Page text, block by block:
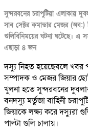
সুন্দরবনের চরাপুটিয়া এলাকায়
সাব সেক্টর কমান্ডার মেজর
গুলিবিনিময়ের ঘটনা ঘটেছে।
এছাড়া ৪ জন
দস্যু নিহত হয়েছেবলে খবর
সম্পাদক ও মেজর জিয়ার
খুলনা হতে সুন্দরবনের
বনদস্যু মর্তুজা বাহিনী
জিয়াকে লক্ষ্য করে দস্যুরা
পাল্টা গুলি চালায়।